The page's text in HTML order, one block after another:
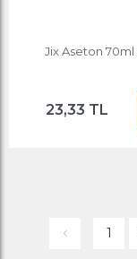
Jix Aseton 70ml
23,33 TL
1